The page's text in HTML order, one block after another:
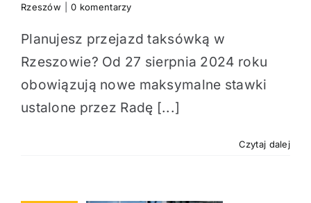
Rzeszów
0 komentarzy
Planujesz przejazd taksówką w
Rzeszowie? Od 27 sierpnia 2024 roku
obowiązują nowe maksymalne stawki
ustalone przez Radę [...]
Czytaj dalej